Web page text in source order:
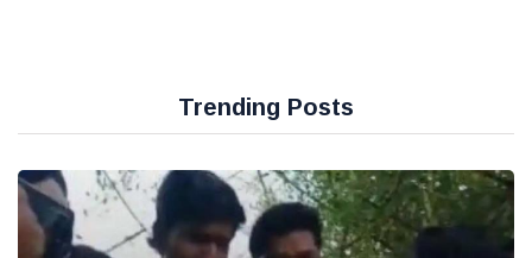
Trending Posts